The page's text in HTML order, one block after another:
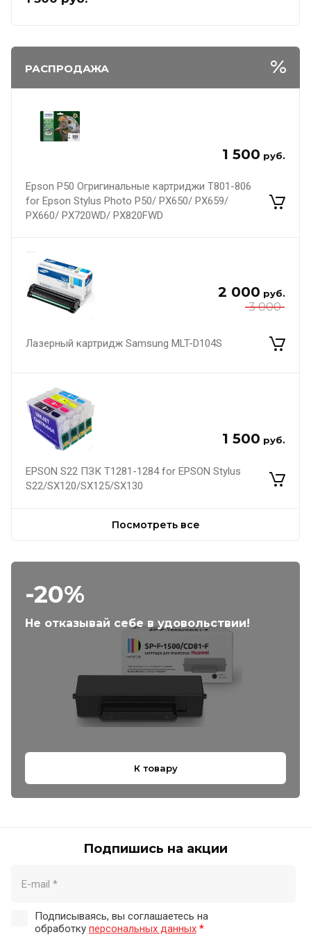
РАСПРОДАЖА
1 500 руб.
Epson P50 Огригинальные картриджи T801-806
for Epson Stylus Photo P50/ PX650/ PX659/
PX660/ PX720WD/ PX820FWD
3 000
2 000 руб.
Лазерный картридж Samsung MLT-D104S
1 500 руб.
EPSON S22 ПЗК Т1281-1284 for EPSON Stylus
S22/SX120/SX125/SX130
Посмотреть все
-20%
Не отказывай себе в удовольствии!
К товару
Подпишись на акции
Подписываясь, вы соглашаетесь на
обработку персональных данных *